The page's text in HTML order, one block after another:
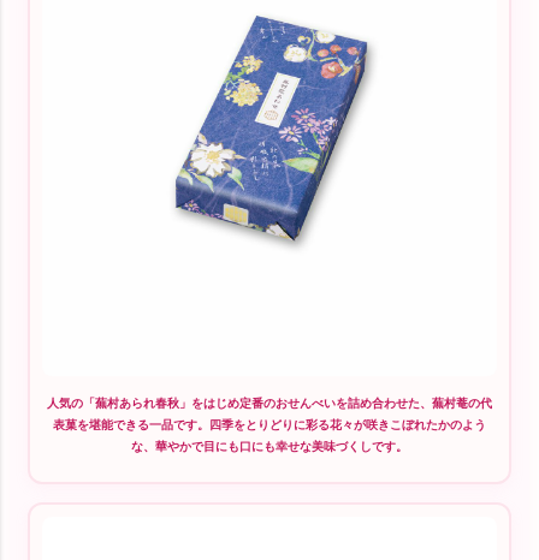
人気の「蕪村あられ春秋」をはじめ定番のおせんべいを詰め合わせた、蕪村菴の代
表菓を堪能できる一品です。四季をとりどりに彩る花々が咲きこぼれたかのよう
な、華やかで目にも口にも幸せな美味づくしです。